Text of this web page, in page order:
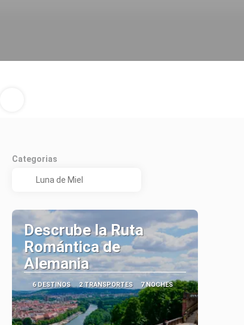
Categorias
Descrube la Ruta
Romántica de
Alemania
6 DESTINOS 2 TRANSPORTES 7 NOCHES